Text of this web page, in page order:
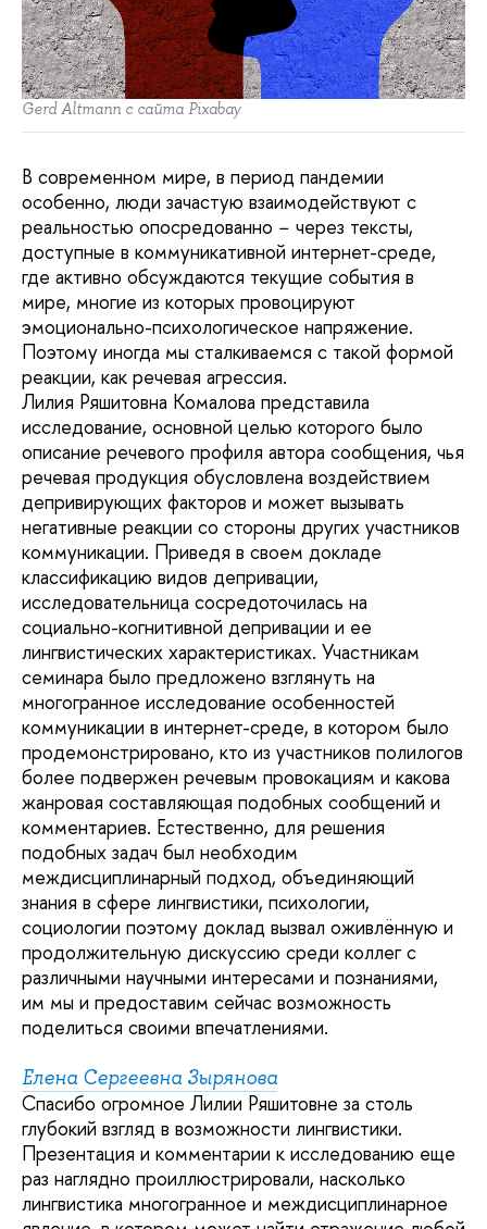
Gerd Altmann с сайта Pixabay
В современном мире, в период пандемии
особенно, люди зачастую взаимодействуют с
реальностью опосредованно − через тексты,
доступные в коммуникативной интернет-среде,
где активно обсуждаются текущие события в
мире, многие из которых провоцируют
эмоционально-психологическое напряжение.
Поэтому иногда мы сталкиваемся с такой формой
реакции, как речевая агрессия.
Лилия Ряшитовна Комалова представила
исследование, основной целью которого было
описание речевого профиля автора сообщения, чья
речевая продукция обусловлена воздействием
депривирующих факторов и может вызывать
негативные реакции со стороны других участников
коммуникации. Приведя в своем докладе
классификацию видов депривации,
исследовательница сосредоточилась на
социально-когнитивной депривации и ее
лингвистических характеристиках. Участникам
семинара было предложено взглянуть на
многогранное исследование особенностей
коммуникации в интернет-среде, в котором было
продемонстрировано, кто из участников полилогов
более подвержен речевым провокациям и какова
жанровая составляющая подобных сообщений и
комментариев. Естественно, для решения
подобных задач был необходим
междисциплинарный подход, объединяющий
знания в сфере лингвистики, психологии,
социологии поэтому доклад вызвал оживлённую и
продолжительную дискуссию среди коллег с
различными научными интересами и познаниями,
им мы и предоставим сейчас возможность
поделиться своими впечатлениями.
Елена Сергеевна Зырянова
Спасибо огромное Лилии Ряшитовне за столь
глубокий взгляд в возможности лингвистики.
Презентация и комментарии к исследованию еще
раз наглядно проиллюстрировали, насколько
лингвистика многогранное и междисциплинарное